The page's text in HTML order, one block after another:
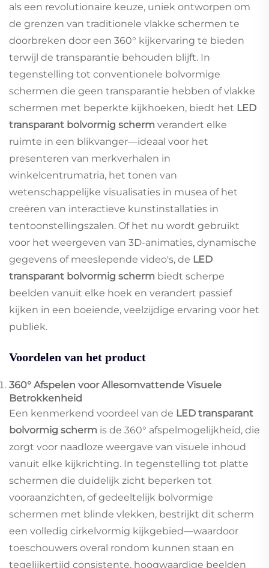
als een revolutionaire keuze, uniek ontworpen om
de grenzen van traditionele vlakke schermen te
doorbreken door een 360° kijkervaring te bieden
terwijl de transparantie behouden blijft. In
tegenstelling tot conventionele bolvormige
schermen die geen transparantie hebben of vlakke
schermen met beperkte kijkhoeken, biedt het LED
transparant bolvormig scherm verandert elke
ruimte in een blikvanger—ideaal voor het
presenteren van merkverhalen in
winkelcentrumatria, het tonen van
wetenschappelijke visualisaties in musea of het
creëren van interactieve kunstinstallaties in
tentoonstellingszalen. Of het nu wordt gebruikt
voor het weergeven van 3D-animaties, dynamische
gegevens of meeslepende video's, de LED
transparant bolvormig scherm biedt scherpe
beelden vanuit elke hoek en verandert passief
kijken in een boeiende, veelzijdige ervaring voor het
publiek.
Voordelen van het product
360° Afspelen voor Allesomvattende Visuele
Betrokkenheid
Een kenmerkend voordeel van de LED transparant
bolvormig scherm is de 360° afspelmogelijkheid, die
zorgt voor naadloze weergave van visuele inhoud
vanuit elke kijkrichting. In tegenstelling tot platte
schermen die duidelijk zicht beperken tot
vooraanzichten, of gedeeltelijk bolvormige
schermen met blinde vlekken, bestrijkt dit scherm
een volledig cirkelvormig kijkgebied—waardoor
toeschouwers overal rondom kunnen staan en
tegelijkertijd consistente, hoogwaardige beelden